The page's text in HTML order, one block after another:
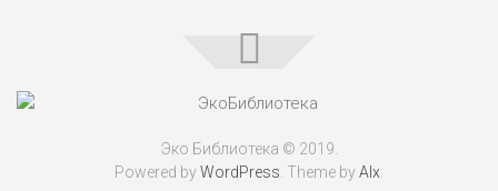
Эко Библиотека © 2019.
Powered byWordPress . Theme byAlx